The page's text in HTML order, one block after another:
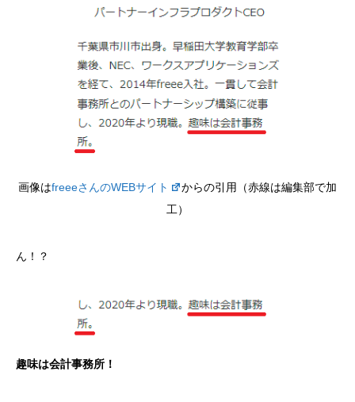
画像はfreeeさんのWEBサイト
からの引用（赤線は編集部で加
工）
ん！？
趣味は会計事務所！